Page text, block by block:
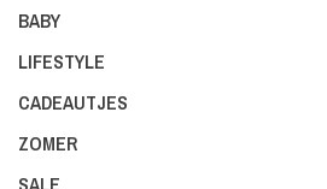
BABY
LIFESTYLE
CADEAUTJES
ZOMER